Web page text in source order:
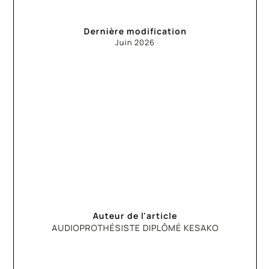
Dernière modification
Juin 2026
Auteur de l'article
AUDIOPROTHÉSISTE DIPLÔMÉ KESAKO